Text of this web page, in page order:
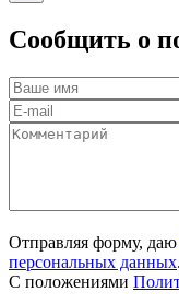
Сообщить о
Отправляя форму, даю
персональных данных.
С положениями